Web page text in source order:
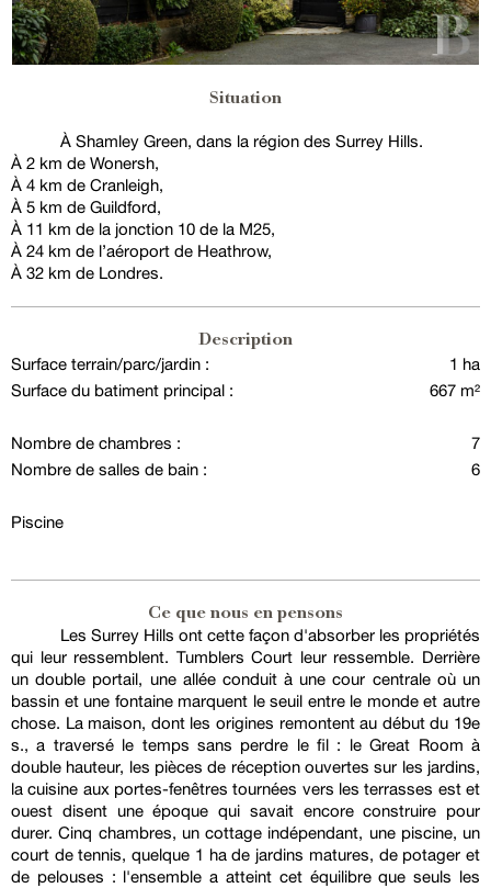
Situation
À Shamley Green, dans la région des Surrey Hills.
À 2 km de Wonersh,
À 4 km de Cranleigh,
À 5 km de Guildford,
À 11 km de la jonction 10 de la M25,
À 24 km de l’aéroport de Heathrow,
À 32 km de Londres.
Description
Surface terrain/parc/jardin :
1 ha
Surface du batiment principal :
667 m²
Nombre de chambres :
7
Nombre de salles de bain :
6
Piscine
Ce que nous en pensons
Les Surrey Hills ont cette façon d'absorber les propriétés
qui leur ressemblent. Tumblers Court leur ressemble. Derrière
un double portail, une allée conduit à une cour centrale où un
bassin et une fontaine marquent le seuil entre le monde et autre
chose. La maison, dont les origines remontent au début du 19e
s., a traversé le temps sans perdre le fil : le Great Room à
double hauteur, les pièces de réception ouvertes sur les jardins,
la cuisine aux portes-fenêtres tournées vers les terrasses est et
ouest disent une époque qui savait encore construire pour
durer. Cinq chambres, un cottage indépendant, une piscine, un
court de tennis, quelque 1 ha de jardins matures, de potager et
de pelouses : l'ensemble a atteint cet équilibre que seuls les